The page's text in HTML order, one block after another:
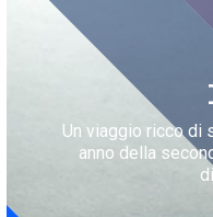
Un viaggio ricco di
anno della